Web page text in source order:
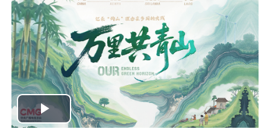
Play